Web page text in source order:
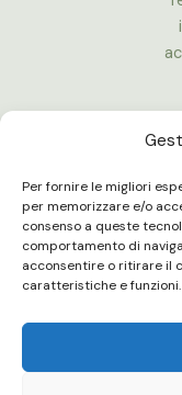
Per fornire le migliori
per memorizzare e/o
consenso a queste
comportamento di
acconsentire o ritirare il
caratteristiche e funzioni.
Via A.
Gli uffici e le palestre